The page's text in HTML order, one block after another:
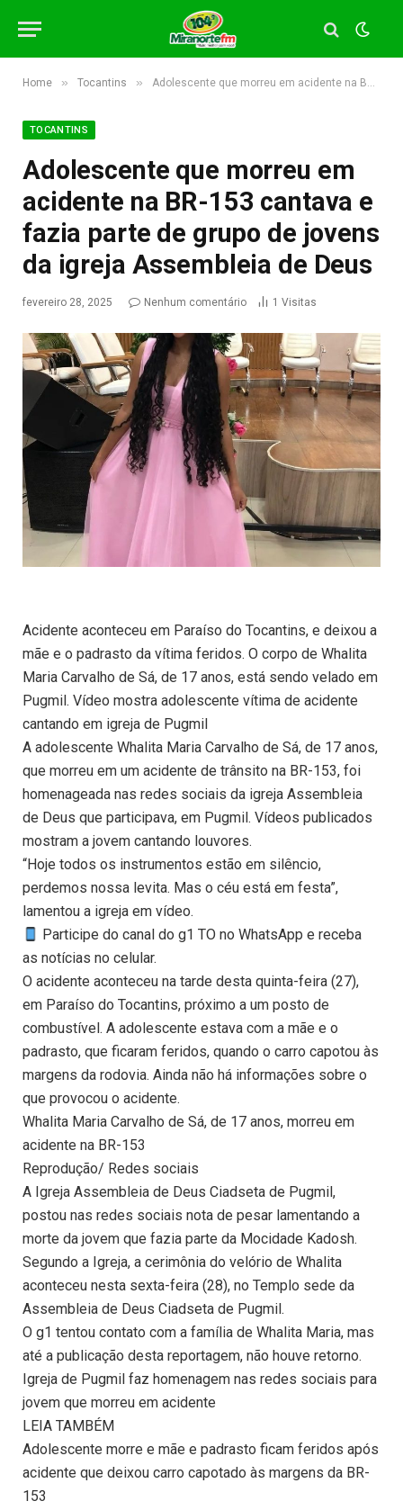
Home » Tocantins » Adolescente que morreu em acidente na BR-153 cantava e fazia parte de grupo de jovens da igreja Assembleia de Deus
TOCANTINS
Adolescente que morreu em
acidente na BR-153 cantava e
fazia parte de grupo de jovens
da igreja Assembleia de Deus
fevereiro 28, 2025 Nenhum comentário 1 Visitas
Acidente aconteceu em Paraíso do Tocantins, e deixou a
mãe e o padrasto da vítima feridos. O corpo de Whalita
Maria Carvalho de Sá, de 17 anos, está sendo velado em
Pugmil. Vídeo mostra adolescente vítima de acidente
cantando em igreja de Pugmil
A adolescente Whalita Maria Carvalho de Sá, de 17 anos,
que morreu em um acidente de trânsito na BR-153, foi
homenageada nas redes sociais da igreja Assembleia
de Deus que participava, em Pugmil. Vídeos publicados
mostram a jovem cantando louvores.
“Hoje todos os instrumentos estão em silêncio,
perdemos nossa levita. Mas o céu está em festa”,
lamentou a igreja em vídeo.
Participe do canal do g1 TO no WhatsApp e receba
as notícias no celular.
O acidente aconteceu na tarde desta quinta-feira (27),
em Paraíso do Tocantins, próximo a um posto de
combustível. A adolescente estava com a mãe e o
padrasto, que ficaram feridos, quando o carro capotou às
margens da rodovia. Ainda não há informações sobre o
que provocou o acidente.
Whalita Maria Carvalho de Sá, de 17 anos, morreu em
acidente na BR-153
Reprodução/ Redes sociais
A Igreja Assembleia de Deus Ciadseta de Pugmil,
postou nas redes sociais nota de pesar lamentando a
morte da jovem que fazia parte da Mocidade Kadosh.
Segundo a Igreja, a cerimônia do velório de Whalita
aconteceu nesta sexta-feira (28), no Templo sede da
Assembleia de Deus Ciadseta de Pugmil.
O g1 tentou contato com a família de Whalita Maria, mas
até a publicação desta reportagem, não houve retorno.
Igreja de Pugmil faz homenagem nas redes sociais para
jovem que morreu em acidente
LEIA TAMBÉM
Adolescente morre e mãe e padrasto ficam feridos após
acidente que deixou carro capotado às margens da BR-
153